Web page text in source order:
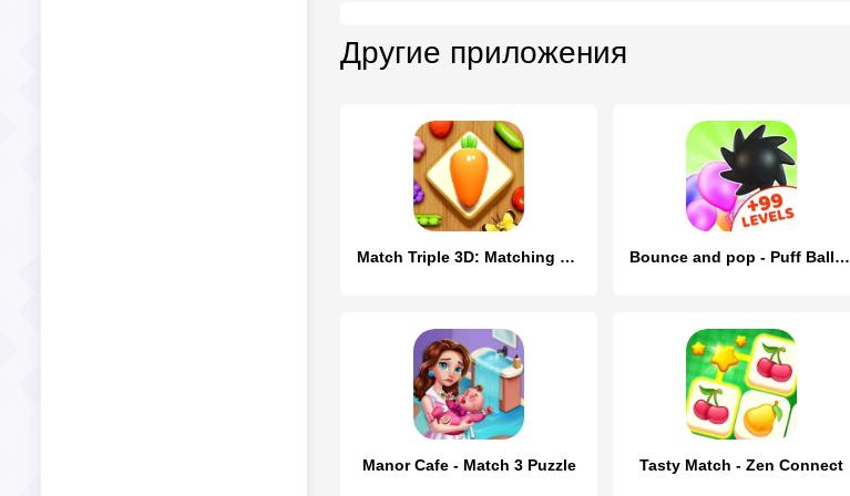
Другие приложения
Match Triple 3D: Matching Tile Bounce and pop - Puff Balloon
Manor Cafe - Match 3 Puzzle Tasty Match - Zen Connect